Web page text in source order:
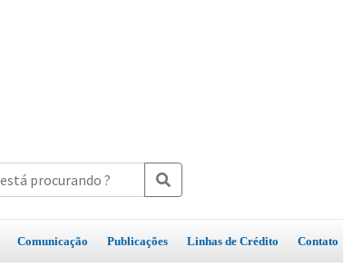
Comunicação Publicações Linhas de Crédito Contato